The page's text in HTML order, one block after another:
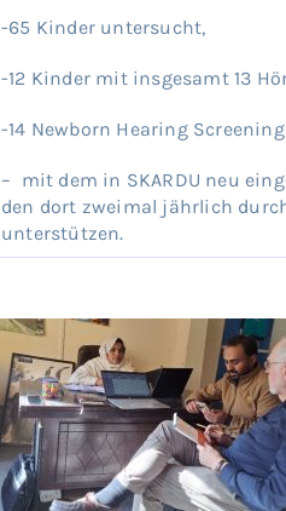
-65 Kinder untersucht,
-12 Kinder mit insgesamt 13
-14 Newborn Hearing
– mit dem in SKARDU neu
den dort zweimal jährlich
unterstützen.